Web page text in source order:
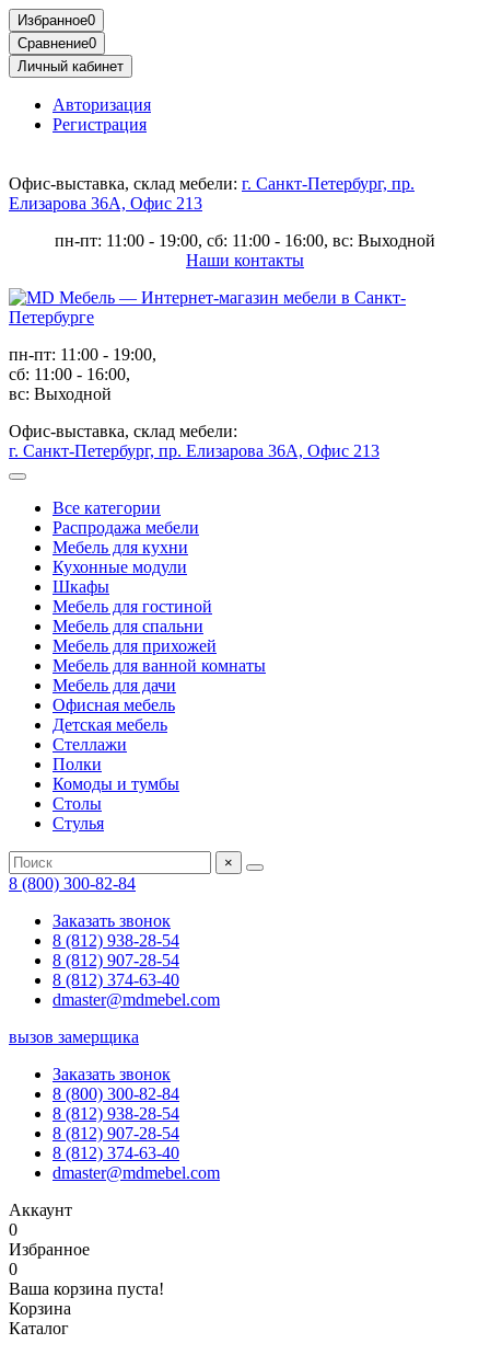
Избранное0
Сравнение0
Личный кабинет
Авторизация
Регистрация
Офис-выставка, склад мебели: г. Санкт-Петербург, пр.
Елизарова 36А, Офис 213
пн-пт: 11:00 - 19:00, сб: 11:00 - 16:00, вс: Выходной
Наши контакты
пн-пт: 11:00 - 19:00,
сб: 11:00 - 16:00,
вс: Выходной
Офис-выставка, склад мебели:
г. Санкт-Петербург, пр. Елизарова 36А, Офис 213
Все категории
Распродажа мебели
Мебель для кухни
Кухонные модули
Шкафы
Мебель для гостиной
Мебель для спальни
Мебель для прихожей
Мебель для ванной комнаты
Мебель для дачи
Офисная мебель
Детская мебель
Стеллажи
Полки
Комоды и тумбы
Столы
Стулья
×
8 (800) 300-82-84
Заказать звонок
8 (812) 938-28-54
8 (812) 907-28-54
8 (812) 374-63-40
dmaster@mdmebel.com
вызов замерщика
Заказать звонок
8 (800) 300-82-84
8 (812) 938-28-54
8 (812) 907-28-54
8 (812) 374-63-40
dmaster@mdmebel.com
Аккаунт
0
Избранное
0
Ваша корзина пуста!
Корзина
Каталог